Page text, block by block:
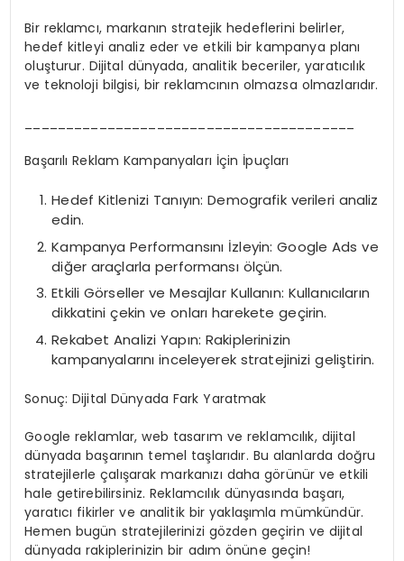
Bir reklamcı, markanın stratejik hedeflerini belirler,
hedef kitleyi analiz eder ve etkili bir kampanya planı
oluşturur. Dijital dünyada, analitik beceriler, yaratıcılık
ve teknoloji bilgisi, bir reklamcının olmazsa olmazlarıdır.
Başarılı Reklam Kampanyaları İçin İpuçları
Hedef Kitlenizi Tanıyın: Demografik verileri analiz
edin.
Kampanya Performansını İzleyin: Google Ads ve
diğer araçlarla performansı ölçün.
Etkili Görseller ve Mesajlar Kullanın: Kullanıcıların
dikkatini çekin ve onları harekete geçirin.
Rekabet Analizi Yapın: Rakiplerinizin
kampanyalarını inceleyerek stratejinizi geliştirin.
Sonuç: Dijital Dünyada Fark Yaratmak
Google reklamlar, web tasarım ve reklamcılık, dijital
dünyada başarının temel taşlarıdır. Bu alanlarda doğru
stratejilerle çalışarak markanızı daha görünür ve etkili
hale getirebilirsiniz. Reklamcılık dünyasında başarı,
yaratıcı fikirler ve analitik bir yaklaşımla mümkündür.
Hemen bugün stratejilerinizi gözden geçirin ve dijital
dünyada rakiplerinizin bir adım önüne geçin!